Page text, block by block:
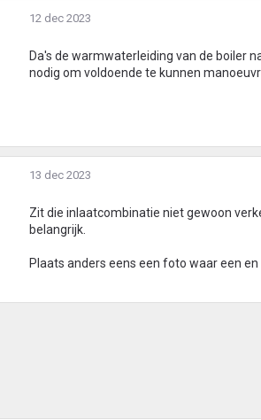
12 dec 2023
Da's de warmwaterleiding van de boiler
nodig om voldoende te kunnen
13 dec 2023
Zit die inlaatcombinatie niet gewoon
belangrijk.
Plaats anders eens een foto waar een